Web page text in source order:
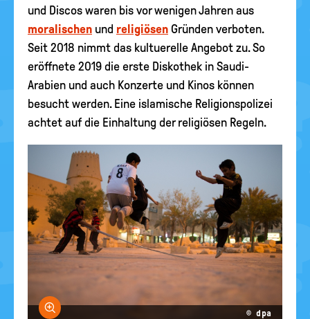
und Discos waren bis vor wenigen Jahren aus
moralischen und religiösen Gründen verboten.
Seit 2018 nimmt das kultuerelle Angebot zu. So
eröffnete 2019 die erste Diskothek in Saudi-
Arabien und auch Konzerte und Kinos können
besucht werden. Eine islamische Religionspolizei
achtet auf die Einhaltung der religiösen Regeln.
Bild vergrößern
© dpa